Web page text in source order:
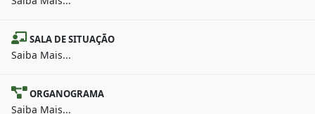
SALA DE SITUAÇÃO
Saiba Mais...
ORGANOGRAMA
Saiba Mais...